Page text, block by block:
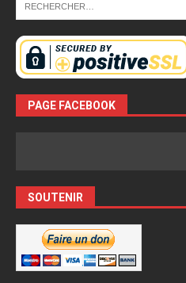
PAGE FACEBOOK
SOUTENIR